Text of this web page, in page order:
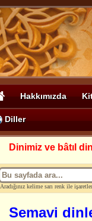
Hakkımızda
Diller
Dinimiz ve bâtıl
Aradığınız kelime sarı renk ile
Semavi